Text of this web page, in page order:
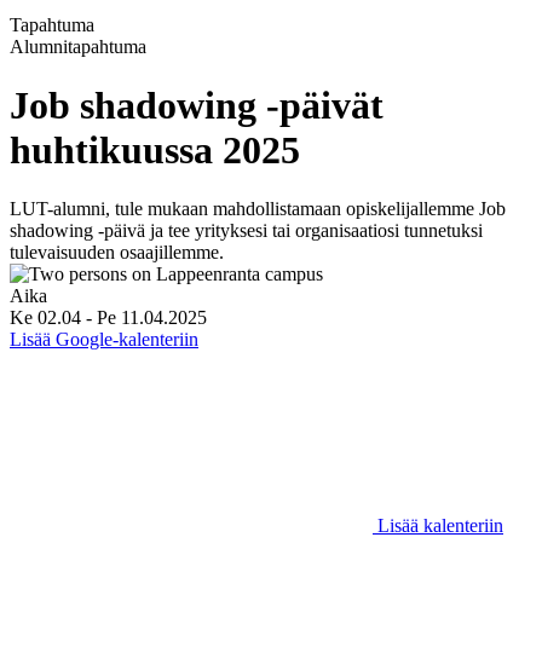
Tapahtuma
Alumnitapahtuma
Job shadowing -päivät
huhtikuussa 2025
LUT-alumni, tule mukaan mahdollistamaan opiskelijallemme Job
shadowing -päivä ja tee yrityksesi tai organisaatiosi tunnetuksi
tulevaisuuden osaajillemme.
Aika
Ke 02.04 - Pe 11.04.2025
Lisää Google-kalenteriin
Lisää kalenteriin